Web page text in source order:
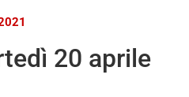
20 aprile